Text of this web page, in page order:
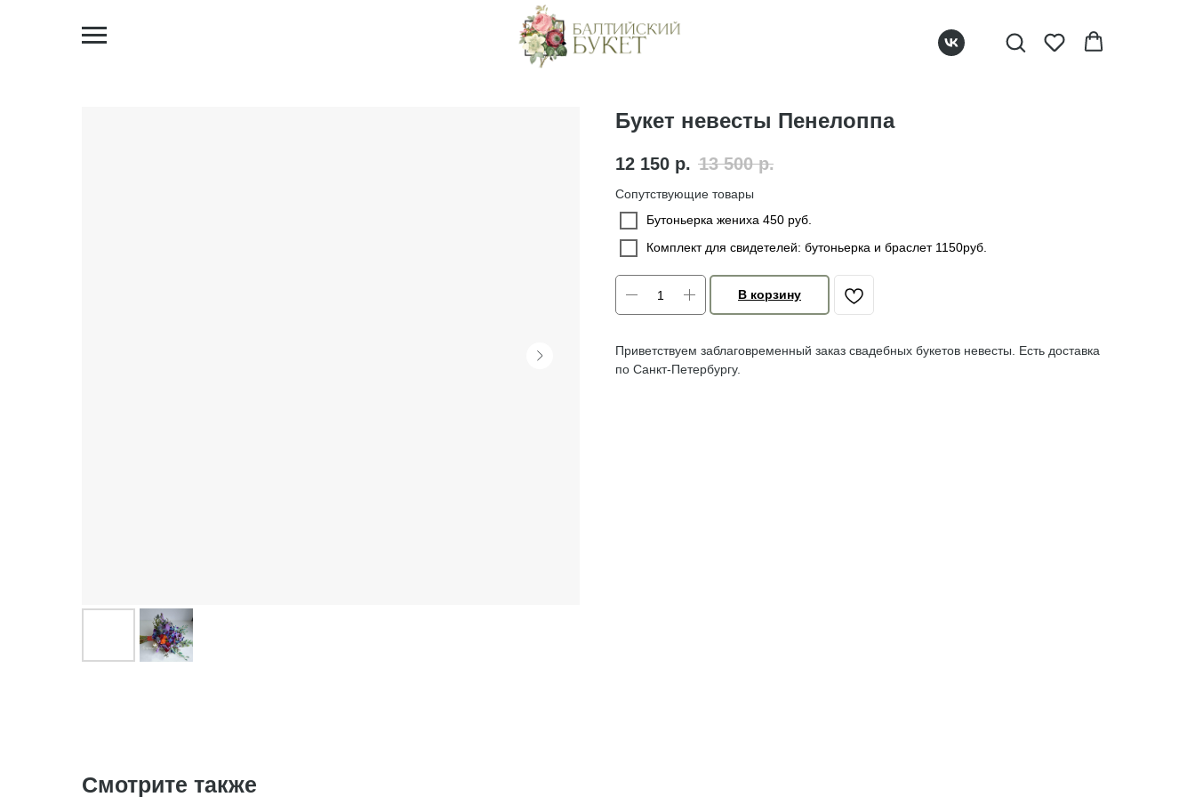
Букет невесты Пенелоппа
12 150 р. 13 500 р.
Сопутствующие товары
Бутоньерка жениха 450 руб.
Комплект для свидетелей: бутоньерка и браслет 1150руб.
В корзину
Приветствуем заблаговременный заказ свадебных букетов невесты. Есть доставка
по Санкт-Петербургу.
Смотрите также